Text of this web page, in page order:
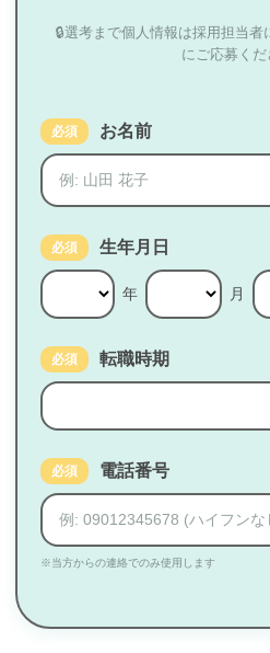
🔒選考まで個人情報は採用担当
にご応募くだ
必須 お名前
必須 生年月日
年 月
必須 転職時期
必須 電話番号
※当方からの連絡でのみ使用します